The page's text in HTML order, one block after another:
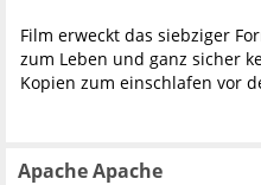
Film erweckt das siebziger
zum Leben und ganz sicher
Kopien zum einschlafen vor
Apache Apache